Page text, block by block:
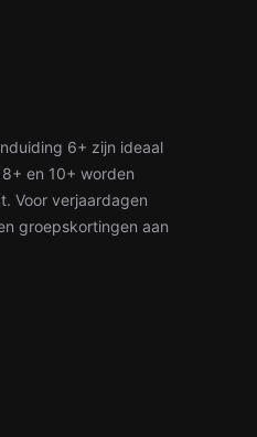
6+ zijn ideaal
en 10+ worden
Voor verjaardagen
groepskortingen aan